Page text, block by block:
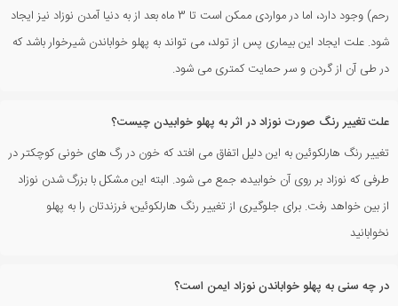
رحم) وجود دارد، اما در مواردی ممکن است تا 3 ماه بعد از به دنیا آمدن نوزاد نیز ایجاد
شود. علت ایجاد این بیماری پس از تولد، می تواند به پهلو خواباندن شیرخوار باشد که
در طی آن از گردن و سر حمایت کمتری می شود.
علت تغییر رنگ صورت نوزاد در اثر به پهلو خوابیدن چیست؟
تغییر رنگ هارلکوئین به این دلیل اتفاق می افتد که خون در رگ های خونی کوچکتر در
طرفی که نوزاد بر روی آن خوابیده، جمع می شود. البته این مشکل با بزرگ شدن نوزاد
از بین خواهد رفت. برای جلوگیری از تغییر رنگ هارلکوئین، فرزندتان را به پهلو
نخوابانید
در چه سنی به پهلو خواباندن نوزاد ایمن است؟